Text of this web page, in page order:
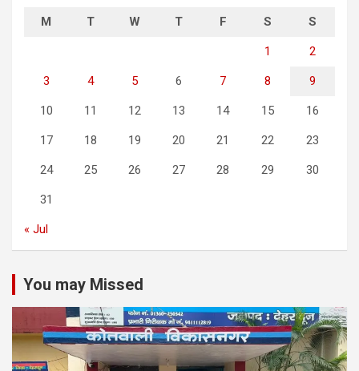
M T W T F S S
1 2
3 4 5 6 7 8 9
10 11 12 13 14 15 16
17 18 19 20 21 22 23
24 25 26 27 28 29 30
31
« Jul
You may Missed